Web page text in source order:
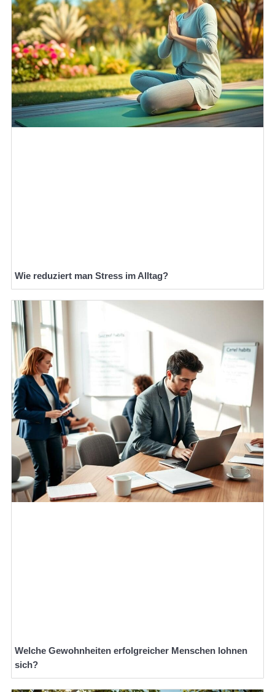
Wie reduziert man Stress im Alltag?
Welche Gewohnheiten erfolgreicher Menschen lohnen
sich?